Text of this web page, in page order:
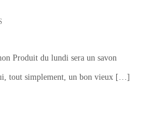
Produit du lundi sera un savon
un bon vieux […]